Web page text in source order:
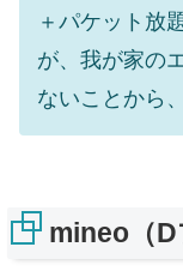
＋パケット放
が、我が家の
ないことから
mineo（